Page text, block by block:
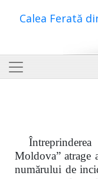
Calea Ferată
Moldova” atrage
numărului de